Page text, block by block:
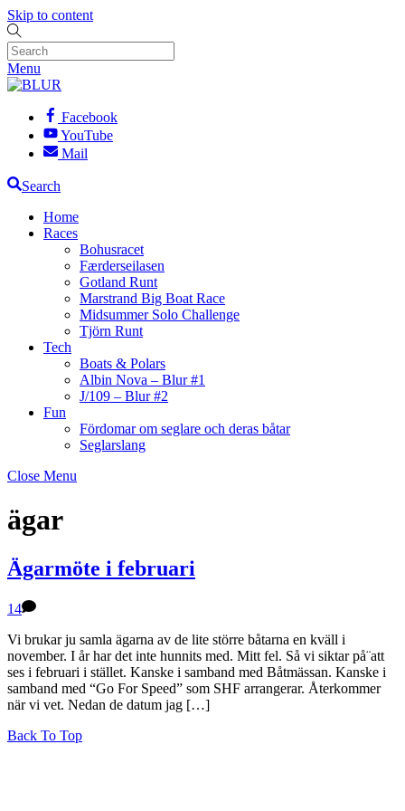
Skip to content
Menu
Facebook
YouTube
Mail
Search
Home
Races
Bohusracet
Færderseilasen
Gotland Runt
Marstrand Big Boat Race
Midsummer Solo Challenge
Tjörn Runt
Tech
Boats & Polars
Albin Nova – Blur #1
J/109 – Blur #2
Fun
Fördomar om seglare och deras båtar
Seglarslang
Close Menu
ägar
Ägarmöte i februari
14
Vi brukar ju samla ägarna av de lite större båtarna en kväll i
november. I år har det inte hunnits med. Mitt fel. Så vi siktar på¨att
ses i februari i stället. Kanske i samband med Båtmässan. Kanske i
samband med “Go For Speed” som SHF arrangerar. Återkommer
när vi vet. Nedan de datum jag […]
Back To Top